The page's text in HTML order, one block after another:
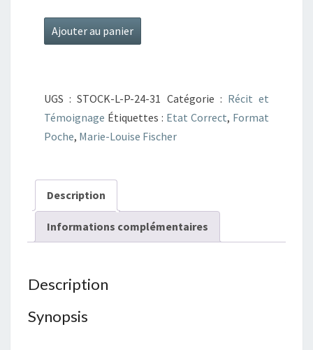
quantité
de
heure,
Docteur
Ajouter au panier
UGS :STOCK-L-P-24-31 Catégorie : Récit et
Témoignage Étiquettes : Etat Correct, Format
Poche, Marie-Louise Fischer
Description
Informations complémentaires
Description
Synopsis